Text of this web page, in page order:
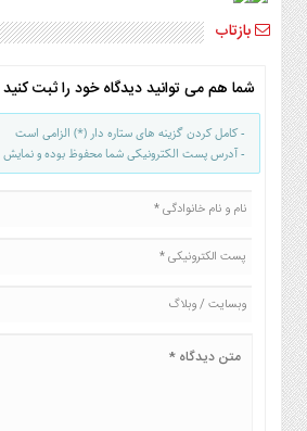
ارز
دیجیتال
و
صنایع
غذایی
سیاسی
و
بین
الملل
روز
بازتاب
شما هم می توانید دیدگاه خود را ثبت کنید
- کامل کردن گزینه های ستاره دار (*) الزامی است
- آدرس پست الکترونیکی شما محفوظ بوده و